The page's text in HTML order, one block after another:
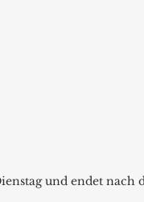
und endet nach